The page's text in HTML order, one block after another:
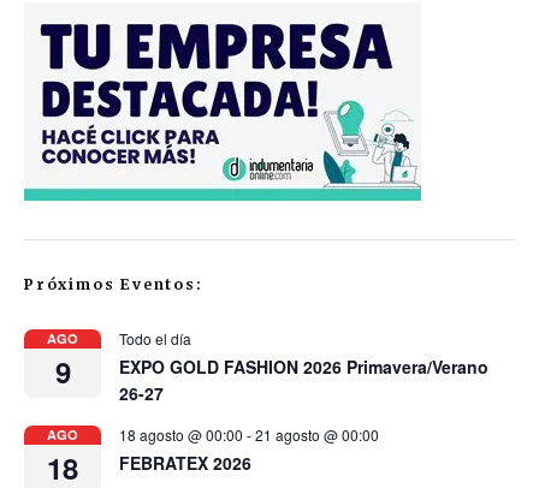
Próximos Eventos:
AGO
9
Todo el día
EXPO GOLD FASHION 2026 Primavera/Verano
26-27
AGO
18
18 agosto @ 00:00 -21 agosto @ 00:00
FEBRATEX 2026